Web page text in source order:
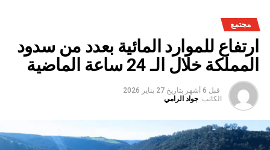
مجتمع
ارتفاع للموارد المائية بعدد من سدود
المملكة خلال الـ 24 ساعة الماضية
قبل 6 أشهر بتاريخ 27 يناير 2026
الكاتب: جواد الرامي